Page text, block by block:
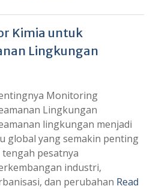
Kimia untuk
Lingkungan
Monitoring
Lingkungan
lingkungan menjadi
global yang semakin penting
tengah pesatnya
industri,
dan perubahan Read